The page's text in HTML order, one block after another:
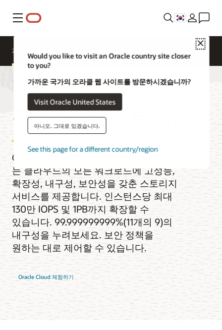
메뉴
Close
Would you like to visit an Oracle country site closer
to you?
가까운 국가의 오라클 웹 사이트를 방문하시겠습니까?
Visit Oracle United States
아니오. 그대로 있겠습니다.
See this page for a different country/region
개요
클라우드 스토리지
Oracle Oracle Cloud Infrastructure(OCI)
는 클라우드의 모든 워크로드에 고성능,
확장성, 내구성, 보안성을 갖춘 스토리지
서비스를 제공합니다. 인스턴스당 최대
130만 IOPS 및 1PB까지 확장할 수
있습니다. 99.999999999%(11개의 9)의
내구성을 누려보세요. 보안 정책을
원하는 대로 제어할 수 있습니다.
Oracle Cloud 체험하기